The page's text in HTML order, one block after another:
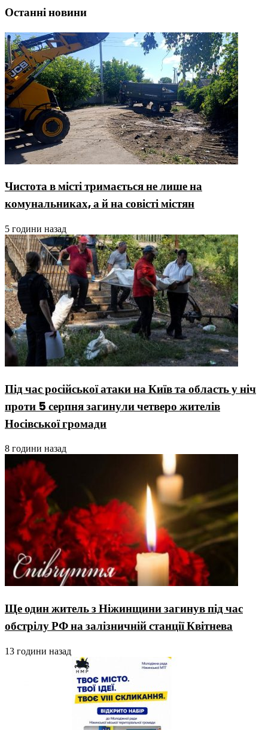
Останні новини
Чистота в місті тримається не лише на
комунальниках, а й на совісті містян
5 години назад
Під час російської атаки на Київ та область у ніч
проти 5 серпня загинули четверо жителів
Носівської громади
8 години назад
Ще один житель з Ніжинщини загинув під час
обстрілу РФ на залізничній станції Квітнева
13 години назад